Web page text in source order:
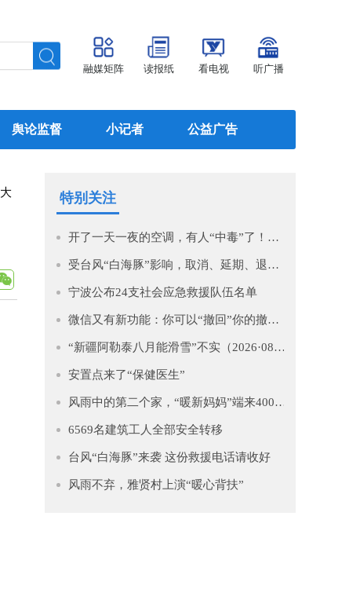
融媒矩阵 读报纸 看电视 听广播
舆论监督 小记者 公益广告
大 特别关注
开了一天一夜的空调，有人“中毒”了！医生提醒→
受台风“白海豚”影响，取消、延期、退款！
宁波公布24支社会应急救援队伍名单
微信又有新功能：你可以“撤回”你的撤回了！
“新疆阿勒泰八月能滑雪”不实（2026·08·07）
安置点来了“保健医生”
风雨中的第二个家，“暖新妈妈”端来4000多只水饺慰藉异乡人
6569名建筑工人全部安全转移
台风“白海豚”来袭 这份救援电话请收好
风雨不弃，雅贤村上演“暖心背扶”